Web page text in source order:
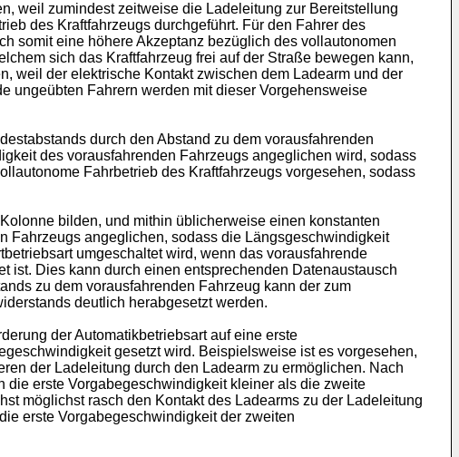
weil zumindest zeitweise die Ladeleitung zur Bereitstellung
des Kraftfahrzeugs durchgeführt. Für den Fahrer des
somit eine höhere Akzeptanz bezüglich des vollautonomen
sich das Kraftfahrzeug frei auf der Straße bewegen kann,
weil der elektrische Kontakt zwischen dem Ladearm und der
ungeübten Fahrern werden mit dieser Vorgehensweise
durch den Abstand zu dem vorausfahrenden
des vorausfahrenden Fahrzeugs angeglichen wird, sodass
Fahrbetrieb des Kraftfahrzeugs vorgesehen, sodass
bilden, und mithin üblicherweise einen konstanten
Fahrzeugs angeglichen, sodass die Längsgeschwindigkeit
umgeschaltet wird, wenn das vorausfahrende
ist. Dies kann durch einen entsprechenden Datenaustausch
zu dem vorausfahrenden Fahrzeug kann der zum
deutlich herabgesetzt werden.
der Automatikbetriebsart auf eine erste
gesetzt wird. Beispielsweise ist es vorgesehen,
der Ladeleitung durch den Ladearm zu ermöglichen. Nach
erste Vorgabegeschwindigkeit kleiner als die zweite
möglichst rasch den Kontakt des Ladearms zu der Ladeleitung
erste Vorgabegeschwindigkeit der zweiten